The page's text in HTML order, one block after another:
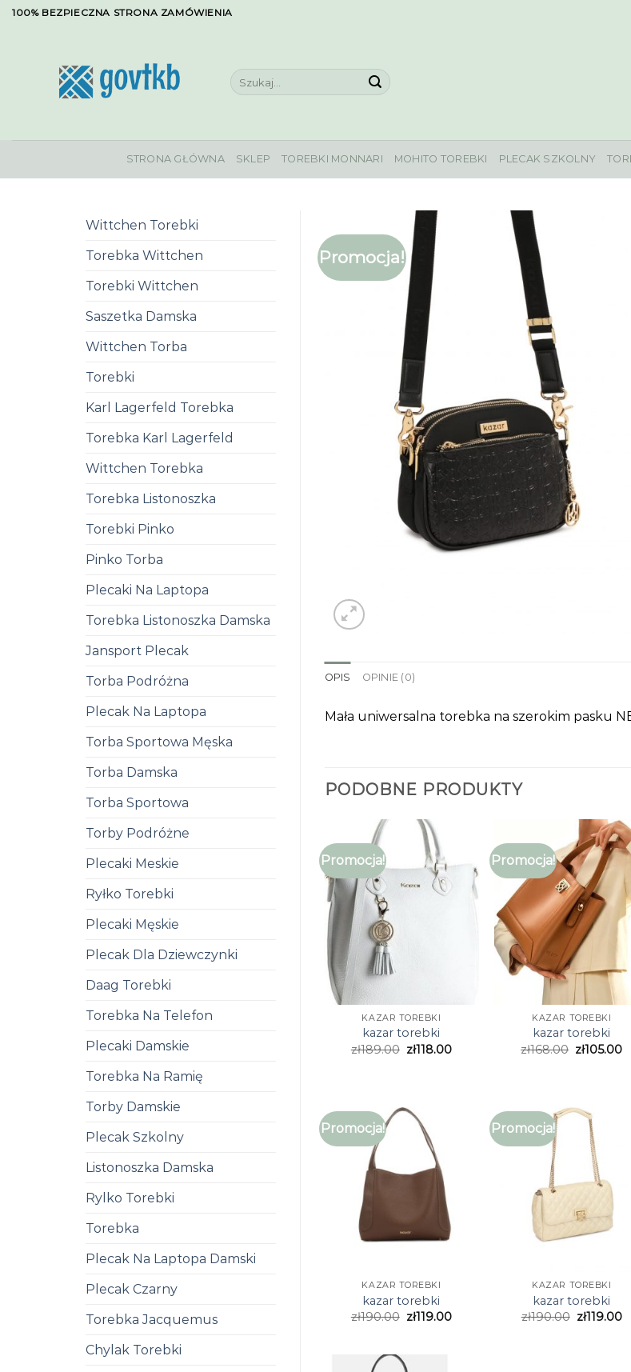
Skip100% BEZPIECZNA STRONA ZAMÓWIENIA
Szukaj:
STRONA GŁÓWNA SKLEP TOREBKI MONNARI MOHITO TOREBKI PLECAK SZKOLNY
Wittchen Torebki
Torebka Wittchen
Torebki Wittchen
Saszetka Damska
Wittchen Torba
Torebki
Karl Lagerfeld Torebka
Torebka Karl Lagerfeld
Wittchen Torebka
Torebka Listonoszka
Torebki Pinko
Pinko Torba
Plecaki Na Laptopa
Torebka Listonoszka Damska
Jansport Plecak
Torba Podróżna
Plecak Na Laptopa
Torba Sportowa Męska
Torba Damska
Torba Sportowa
Torby Podróżne
Plecaki Meskie
Ryłko Torebki
Plecaki Męskie
Plecak Dla Dziewczynki
Daag Torebki
Torebka Na Telefon
Plecaki Damskie
Torebka Na Ramię
Torby Damskie
Plecak Szkolny
Listonoszka Damska
Rylko Torebki
Torebka
Plecak Na Laptopa Damski
Plecak Czarny
Torebka Jacquemus
Chylak Torebki
Promocja!
OPIS OPINIE (0)
Mała uniwersalna torebka na szerokim pasku
PODOBNE PRODUKTY
Promocja!
KAZAR TOREBKI
kazar torebki
zł189.00 zł118.00
Promocja!
KAZAR TOREBKI
kazar torebki
zł168.00 zł105.00
Promocja!
KAZAR TOREBKI
kazar torebki
zł190.00 zł119.00
Promocja!
KAZAR TOREBKI
kazar torebki
zł190.00 zł119.00